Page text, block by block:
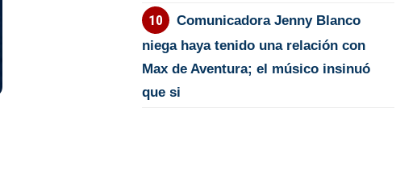
Comunicadora Jenny Blanco
niega haya tenido una relación con
Max de Aventura; el músico insinuó
que si